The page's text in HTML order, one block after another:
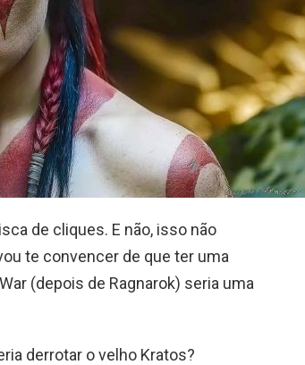
de cliques. E não, isso não
te convencer de que ter uma
(depois de Ragnarok) seria uma
derrotar o velho Kratos?